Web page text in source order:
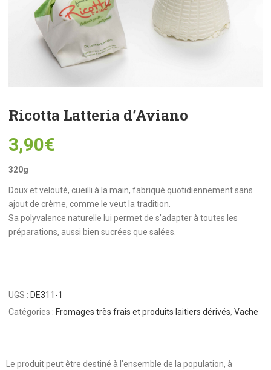
Ricotta Latteria d’Aviano
3,90€
320g
Doux et velouté, cueilli à la main, fabriqué quotidiennement sans
ajout de crème, comme le veut la tradition.
Sa polyvalence naturelle lui permet de s’adapter à toutes les
préparations, aussi bien sucrées que salées.
UGS : DE311-1
Catégories : Fromages très frais et produits laitiers dérivés,Vache
Le produit peut être destiné à l’ensemble de la population, à